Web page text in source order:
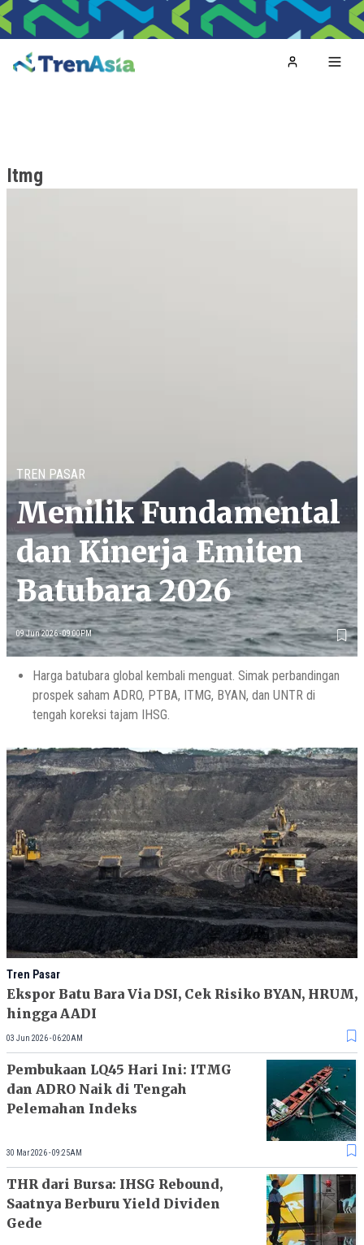
Home
Itmg
TREN PASAR
Menilik Fundamental
dan Kinerja Emiten
Batubara 2026
09 Jun 2026 - 09:00PM
Harga batubara global kembali menguat. Simak perbandingan
prospek saham ADRO, PTBA, ITMG, BYAN, dan UNTR di
tengah koreksi tajam IHSG.
Tren Pasar
Ekspor Batu Bara Via DSI, Cek Risiko BYAN, HRUM,
hingga AADI
03 Jun 2026 - 06:20AM
Pembukaan LQ45 Hari Ini: ITMG
dan ADRO Naik di Tengah
Pelemahan Indeks
30 Mar 2026 - 09:25AM
THR dari Bursa: IHSG Rebound,
Saatnya Berburu Yield Dividen
Gede